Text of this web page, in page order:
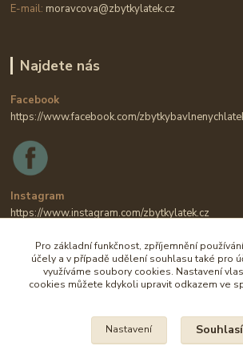
E-mail: moravcova@zbytkylatek.cz
Najdete nás
Facebook
https://www.facebook.com/
Instagram
https://www.instagram.com/zbytkylatek.cz
Pro základní funkčnost, zpříjemnění
účely a v případě udělení souhlasu také pro
využíváme soubory cookies. Nastavení
cookies můžete kdykoli upravit odkazem ve
Nastavení